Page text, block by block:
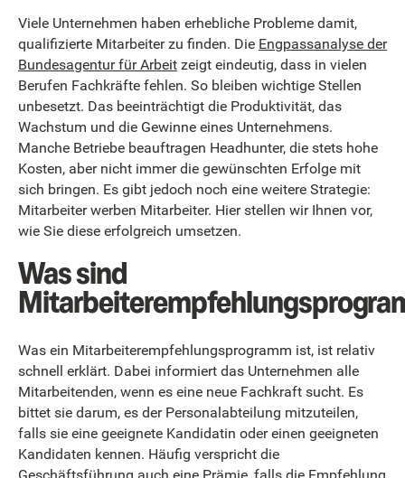
Viele Unternehmen haben erhebliche Probleme damit,
qualifizierte Mitarbeiter zu finden. Die Engpassanalyse der
Bundesagentur für Arbeit zeigt eindeutig, dass in vielen
Berufen Fachkräfte fehlen. So bleiben wichtige Stellen
unbesetzt. Das beeinträchtigt die Produktivität, das
Wachstum und die Gewinne eines Unternehmens.
Manche Betriebe beauftragen Headhunter, die stets hohe
Kosten, aber nicht immer die gewünschten Erfolge mit
sich bringen. Es gibt jedoch noch eine weitere Strategie:
Mitarbeiter werben Mitarbeiter. Hier stellen wir Ihnen vor,
wie Sie diese erfolgreich umsetzen.
Was sind
Was ein Mitarbeiterempfehlungsprogramm ist, ist relativ
schnell erklärt. Dabei informiert das Unternehmen alle
Mitarbeitenden, wenn es eine neue Fachkraft sucht. Es
bittet sie darum, es der Personalabteilung mitzuteilen,
falls sie eine geeignete Kandidatin oder einen geeigneten
Kandidaten kennen. Häufig verspricht die